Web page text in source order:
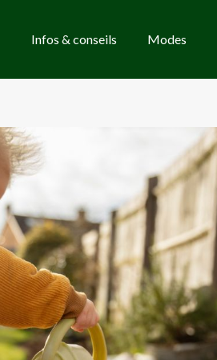
Infos & conseils Modes